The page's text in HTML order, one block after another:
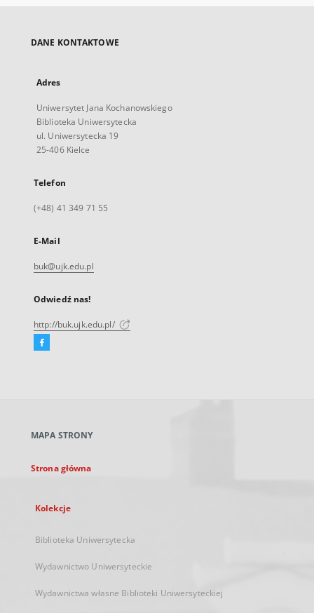
DANE KONTAKTOWE
Adres
Uniwersytet Jana Kochanowskiego
Biblioteka Uniwersytecka
ul. Uniwersytecka 19
25-406 Kielce
Telefon
(+48) 41 349 71 55
E-Mail
buk@ujk.edu.pl
Odwiedź nas!
http://buk.ujk.edu.pl/
Facebook
karcie
MAPA STRONY
Strona główna
Kolekcje
Biblioteka Uniwersytecka
Wydawnictwo Uniwersyteckie
Wydawnictwa własne Biblioteki Uniwersyteckiej